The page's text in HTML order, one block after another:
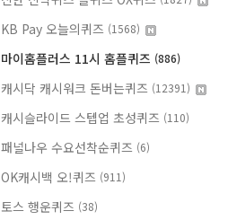
KB Pay 오늘의퀴즈 (1568)
마이홈플러스 11시 홈플퀴즈 (886)
캐시닥 캐시워크 돈버는퀴즈 (12391)
캐시슬라이드 스텝업 초성퀴즈 (110)
패널나우 수요선착순퀴즈 (6)
OK캐시백 오!퀴즈 (911)
토스 행운퀴즈 (38)